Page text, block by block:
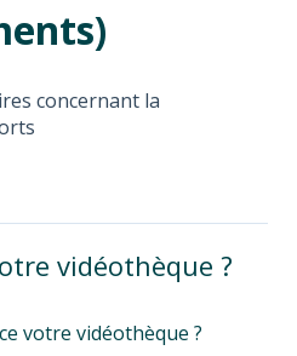
concernant la
vidéothèque ?
votre vidéothèque ?